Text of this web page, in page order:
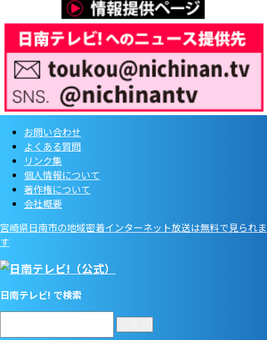
お問い合わせ
よくある質問
リンク集
個人情報について
著作権について
会社概要
宮崎県日南市の地域密着インターネット放送は無料で見られま
す
日南テレビ! で検索